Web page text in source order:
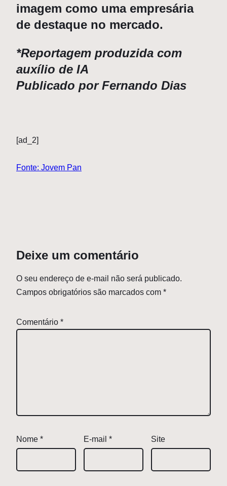
imagem como uma empresária
de destaque no mercado.
*Reportagem produzida com
auxílio de IA
Publicado por Fernando Dias
[ad_2]
Fonte: Jovem Pan
Deixe um comentário
O seu endereço de e-mail não será publicado.
Campos obrigatórios são marcados com *
Comentário *
Nome * E-mail * Site